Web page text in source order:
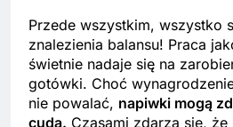
Przede wszystkim, wszystko
znalezienia balansu! Praca
świetnie nadaje się na
gotówki. Choć
nie powalać, napiwki mogą
cuda. Czasami zdarza się,